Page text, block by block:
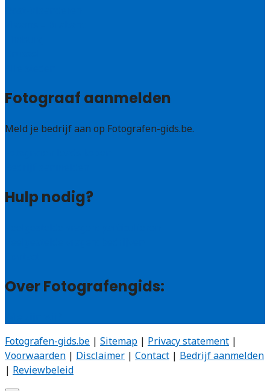
Fotograaf aanmelden
Meld je bedrijf aan op Fotografen-gids.be.
Hulp nodig?
Over Fotografengids:
Fotografen-gids.be | Sitemap | Privacy statement |
Voorwaarden | Disclaimer | Contact | Bedrijf aanmelden
| Reviewbeleid